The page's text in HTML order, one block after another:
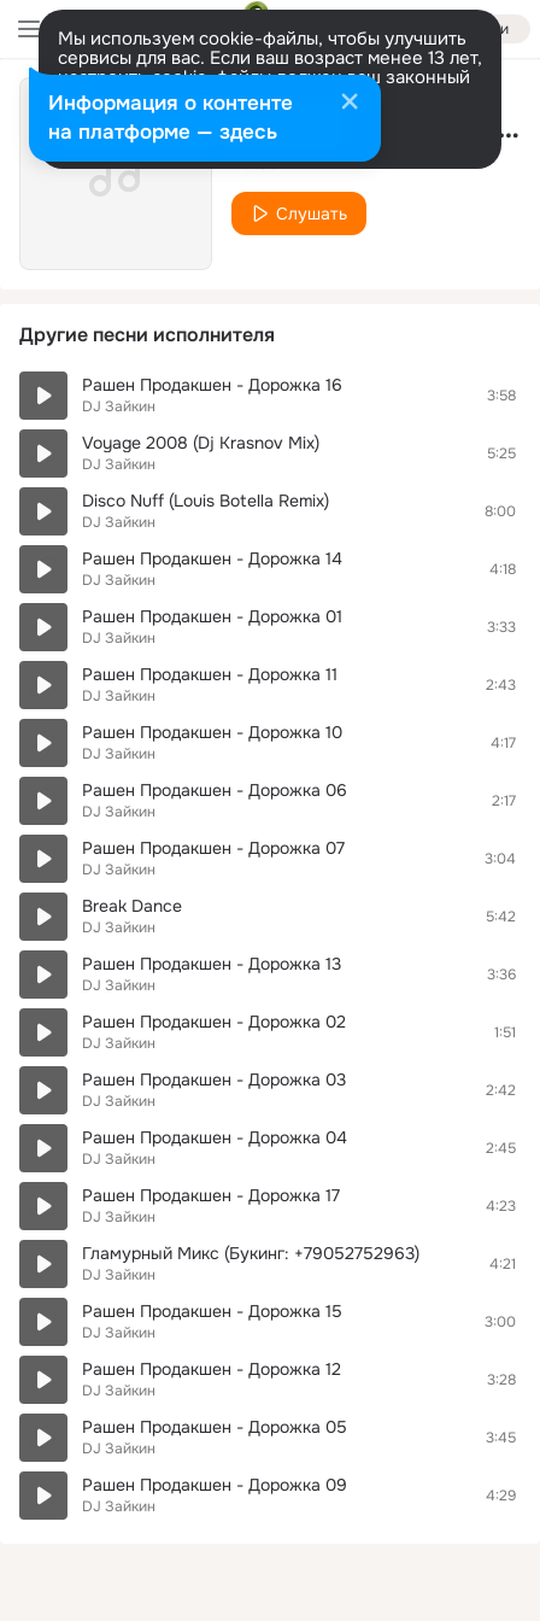
Войти
Мы используем cookie-файлы, чтобы улучшить
сервисы для вас. Если ваш возраст менее 13 лет,
настроить cookie-файлы должен ваш законный
представитель. Больше информации
Разрешить все Настроить Рашен Продакшен - Дорожка 20
DJ Зайкин
Слушать
Другие песни исполнителя
Рашен Продакшен - Дорожка 16
DJ Зайкин
3:58
Voyage 2008 (Dj Krasnov Mix)
DJ Зайкин
5:25
Disco Nuff (Louis Botella Remix)
DJ Зайкин
8:00
Рашен Продакшен - Дорожка 14
DJ Зайкин
4:18
Рашен Продакшен - Дорожка 01
DJ Зайкин
3:33
Рашен Продакшен - Дорожка 11
DJ Зайкин
2:43
Рашен Продакшен - Дорожка 10
DJ Зайкин
4:17
Рашен Продакшен - Дорожка 06
DJ Зайкин
2:17
Рашен Продакшен - Дорожка 07
DJ Зайкин
3:04
Break Dance
DJ Зайкин
5:42
Рашен Продакшен - Дорожка 13
DJ Зайкин
3:36
Рашен Продакшен - Дорожка 02
DJ Зайкин
1:51
Рашен Продакшен - Дорожка 03
DJ Зайкин
2:42
Рашен Продакшен - Дорожка 04
DJ Зайкин
2:45
Рашен Продакшен - Дорожка 17
DJ Зайкин
4:23
Гламурный Микс (Букинг: +79052752963)
DJ Зайкин
4:21
Рашен Продакшен - Дорожка 15
DJ Зайкин
3:00
Рашен Продакшен - Дорожка 12
DJ Зайкин
3:28
Рашен Продакшен - Дорожка 05
DJ Зайкин
3:45
Рашен Продакшен - Дорожка 09
DJ Зайкин
4:29
Информация о контенте
на платформе — здесь